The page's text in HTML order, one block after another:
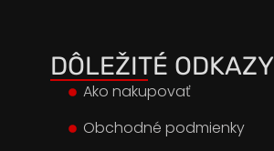
DÔLEŽITÉ ODKAZY
Ako nakupovať
Obchodné podmienky